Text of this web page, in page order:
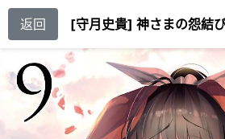
返回 [守月史貴] 神さまの怨結